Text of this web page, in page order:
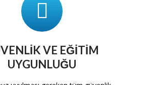
VE EĞITIM
UYGUNLUĞU